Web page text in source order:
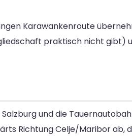
Karawankenroute
praktisch nicht gibt)
und die
Richtung Celje/Maribor ab,